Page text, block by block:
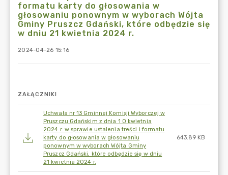
formatu karty do głosowania w
głosowaniu ponownym w wyborach Wójta
Gminy Pruszcz Gdański, które odbędzie się
w dniu 21 kwietnia 2024 r.
2024-04-26 15:16
ZAŁĄCZNIKI
Uchwała nr 13 Gminnej Komisji Wyborczej w
Pruszczu Gdańskim z dnia 1 O kwietnia
2024 r. w sprawie ustalenia treści i formatu
karty do głosowania w głosowaniu
ponownym w wyborach Wójta Gminy
Pruszcz Gdański, które odbędzie się w dniu
21 kwietnia 2024 r.
643.89 KB